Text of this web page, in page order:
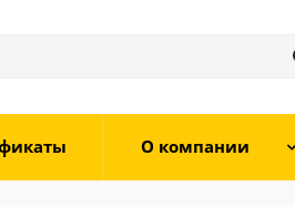
О компании